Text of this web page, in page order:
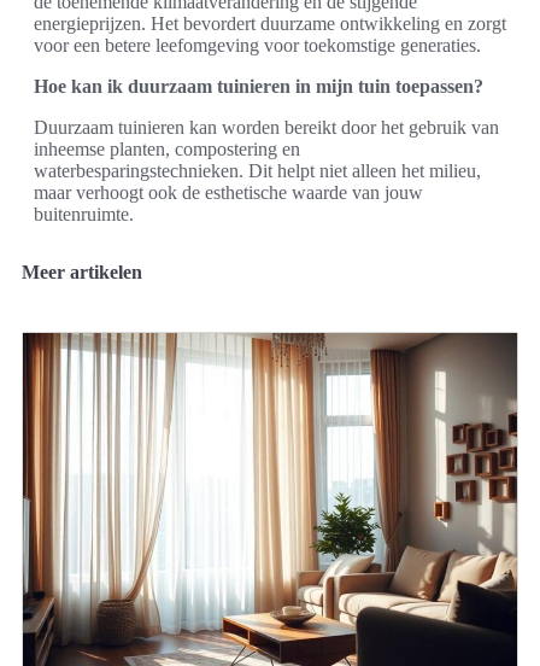
energieprijzen. Het bevordert duurzame ontwikkeling en zorgt
voor een betere leefomgeving voor toekomstige generaties.
Hoe kan ik duurzaam tuinieren in mijn tuin toepassen?
Duurzaam tuinieren kan worden bereikt door het gebruik van
inheemse planten, compostering en
waterbesparingstechnieken. Dit helpt niet alleen het milieu,
maar verhoogt ook de esthetische waarde van jouw
buitenruimte.
Meer artikelen